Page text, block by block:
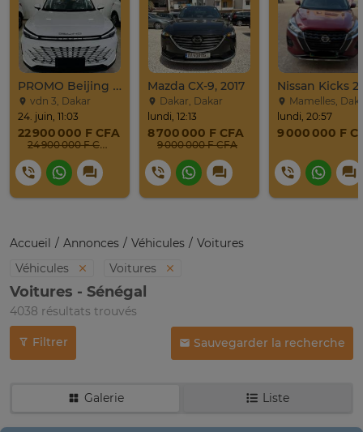
PROMO Beijing X7 / 2025
vdn 3, Dakar
24. juin, 11:03
22 900 000 F CFA
24 900 000 F CFA
Mazda CX-9, 2017
Dakar, Dakar
lundi, 12:13
8 700 000 F CFA
9 000 000 F CFA
Nissan Kicks
Mamelles,
lundi, 20:57
9 000 000 F
Accueil Annonces Véhicules
Voitures
Véhicules
Voitures
Voitures - Sénégal
4038 résultats trouvés
Filtrer Sauvegarder la recherche
Galerie Liste